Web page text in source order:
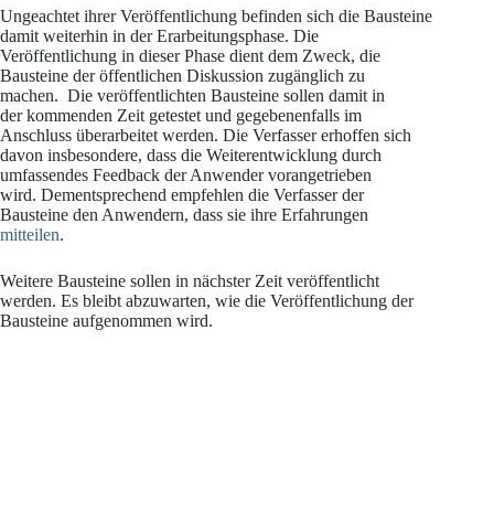
Ungeachtet ihrer Veröffentlichung befinden sich die Bausteine
damit weiterhin in der Erarbeitungsphase. Die
Veröffentlichung in dieser Phase dient dem Zweck, die
Bausteine der öffentlichen Diskussion zugänglich zu
machen. Die veröffentlichten Bausteine sollen damit in
der kommenden Zeit getestet und gegebenenfalls im
Anschluss überarbeitet werden. Die Verfasser erhoffen sich
davon insbesondere, dass die Weiterentwicklung durch
umfassendes Feedback der Anwender vorangetrieben
wird. Dementsprechend empfehlen die Verfasser der
Bausteine den Anwendern, dass sie ihre Erfahrungen
mitteilen.
Weitere Bausteine sollen in nächster Zeit veröffentlicht
werden. Es bleibt abzuwarten, wie die Veröffentlichung der
Bausteine aufgenommen wird.